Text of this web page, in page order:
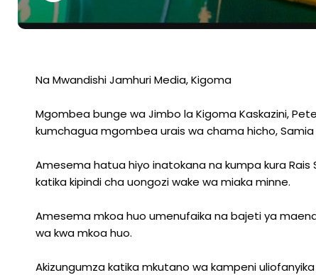
Kigoma
Tumchague
Na Mwandishi Jamhuri Media, Kigoma
Mgombea bunge wa Jimbo la Kigoma Kaskazini,
kumchagua mgombea urais wa chama hicho, Samia
Amesema hatua hiyo inatokana na kumpa kura
katika kipindi cha uongozi wake wa miaka minne.
Amesema mkoa huo umenufaika na bajeti ya
wa kwa mkoa huo.
Akizungumza katika mkutano wa kampeni